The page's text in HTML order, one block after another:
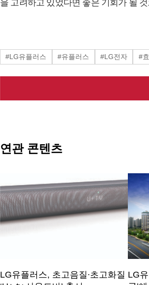
을 고려하고 있었다면 좋은 기회가 될
#LG유플러스 #유플러스 #LG전자 #
연관 콘텐츠
LG유플러스, 초고음질∙초고화질 LG